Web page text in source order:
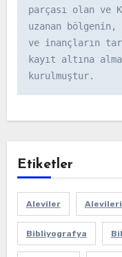
parçası olan ve
uzanan bölgenin,
ve inançların
kayıt altına
kurulmuştur.
Etiketler
Aleviler
Bibliyografya